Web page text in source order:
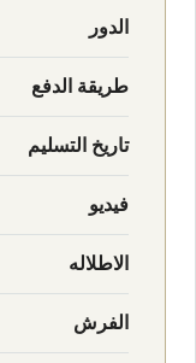
الدور
طريقة الدفع
تاريخ التسليم
فيديو
الاطلاله
الفرش